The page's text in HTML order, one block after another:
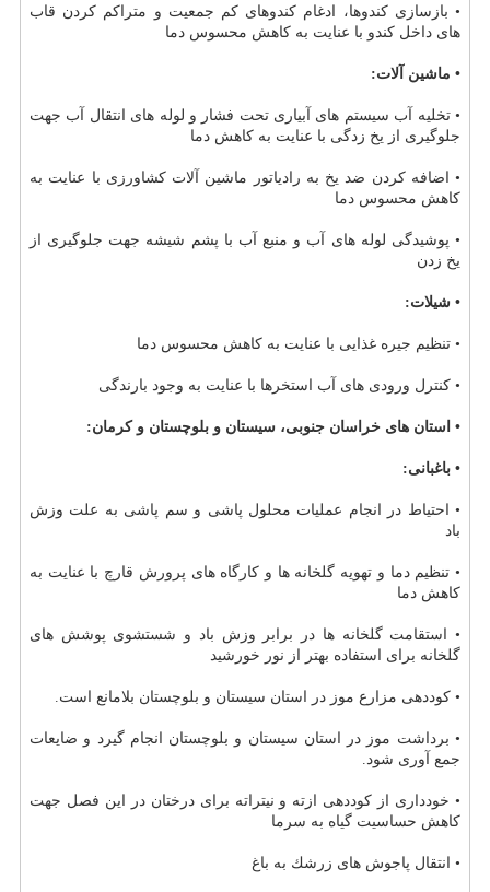
• بازسازی كندوها، ادغام كندوهای كم جمعیت و متراكم كردن قاب
های داخل كندو با عنایت به كاهش محسوس دما
• ماشین آلات:
• تخلیه آب سیستم های آبیاری تحت فشار و لوله های انتقال آب جهت
جلوگیری از یخ زدگی با عنایت به كاهش دما
• اضافه كردن ضد یخ به رادیاتور ماشین آلات كشاورزی با عنایت به
كاهش محسوس دما
• پوشیدگی لوله های آب و منبع آب با پشم شیشه جهت جلوگیری از
یخ زدن
• شیلات:
• تنظیم جیره غذایی با عنایت به كاهش محسوس دما
• كنترل ورودی های آب استخرها با عنایت به وجود بارندگی
• استان های خراسان جنوبی، سیستان و بلوچستان و كرمان:
• باغبانی:
• احتیاط در انجام عملیات محلول پاشی و سم پاشی به علت وزش
باد
• تنظیم دما و تهویه گلخانه ها و كارگاه های پرورش قارچ با عنایت به
كاهش دما
• استقامت گلخانه ها در برابر وزش باد و شستشوی پوشش های
گلخانه برای استفاده بهتر از نور خورشید
• كوددهی مزارع موز در استان سیستان و بلوچستان بلامانع است.
• برداشت موز در استان سیستان و بلوچستان انجام گیرد و ضایعات
جمع آوری شود.
• خودداری از كوددهی ازته و نیتراته برای درختان در این فصل جهت
كاهش حساسیت گیاه به سرما
• انتقال پاجوش های زرشك به باغ